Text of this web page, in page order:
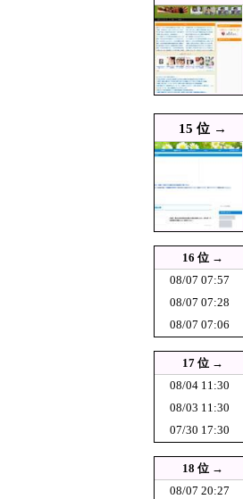
08/07 14:00
08/07 13:55
08/07 13:54
08/07 13:49
08/07 13:38
08/07 13:29
08/07 13:09
08/07 13:00
08/07 13:00
08/07 13:00
08/07 12:55
08/07 12:50
08/07 12:49
08/07 12:40
08/07 12:40
08/07 12:39
08/07 12:35
15 位 →
16 位 →
08/07 07:57
08/07 07:28
08/07 07:06
17 位 →
08/04 11:30
08/03 11:30
07/30 17:30
18 位 →
08/07 20:27